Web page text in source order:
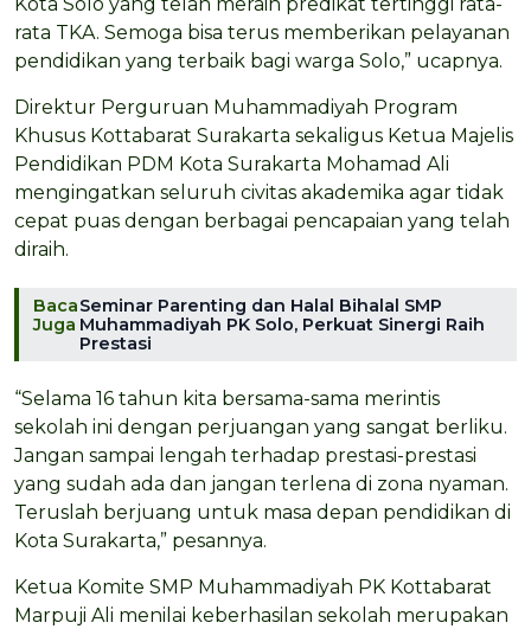
rata TKA. Semoga bisa terus memberikan pelayanan
pendidikan yang terbaik bagi warga Solo,” ucapnya.
Direktur Perguruan Muhammadiyah Program
Khusus Kottabarat Surakarta sekaligus Ketua Majelis
Pendidikan PDM Kota Surakarta Mohamad Ali
mengingatkan seluruh civitas akademika agar tidak
cepat puas dengan berbagai pencapaian yang telah
diraih.
Baca
Juga
Seminar Parenting dan Halal Bihalal SMP
Muhammadiyah PK Solo, Perkuat Sinergi Raih
Prestasi
“Selama 16 tahun kita bersama-sama merintis
sekolah ini dengan perjuangan yang sangat berliku.
Jangan sampai lengah terhadap prestasi-prestasi
yang sudah ada dan jangan terlena di zona nyaman.
Teruslah berjuang untuk masa depan pendidikan di
Kota Surakarta,” pesannya.
Ketua Komite SMP Muhammadiyah PK Kottabarat
Marpuji Ali menilai keberhasilan sekolah merupakan